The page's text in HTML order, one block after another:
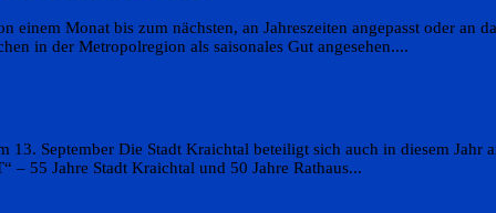
Monat bis zum nächsten, an Jahreszeiten angepasst oder an
in der Metropolregion als saisonales Gut angesehen....
September Die Stadt Kraichtal beteiligt sich auch in diesem Jahr
55 Jahre Stadt Kraichtal und 50 Jahre Rathaus...